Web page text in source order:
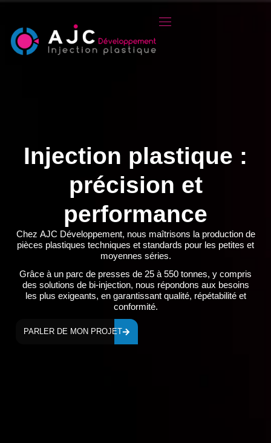
Injection plastique :
précision et
performance
Chez AJC Développement, nous maîtrisons la production de
pièces plastiques techniques et standards pour les petites et
moyennes séries.
Grâce à un parc de presses de 25 à 550 tonnes, y compris
des solutions de bi-injection, nous répondons aux besoins
les plus exigeants, en garantissant qualité, répétabilité et
conformité.
PARLER DE MON PROJET